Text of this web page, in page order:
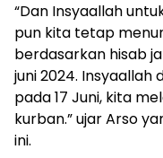
“Dan Insyaallah
pun kita tetap
berdasarkan hisab
juni 2024. Insyaallah
pada 17 Juni, kita
kurban.” ujar Arso
ini.